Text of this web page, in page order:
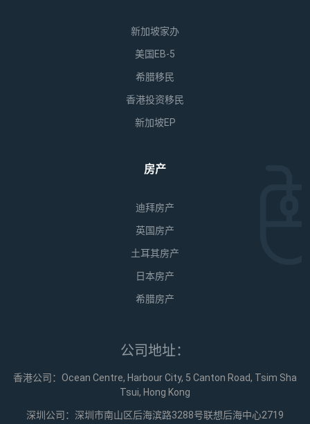
新加坡家办
美国EB-5
希腊移民
香港投资移民
新加坡EP
房产
迪拜房产
英国房产
土耳其房产
日本房产
希腊房产
公司地址：
香港公司：Ocean Centre, Harbour City, 5 Canton Road, Tsim Sha
Tsui, Hong Kong
深圳公司：深圳市南山区后海滨路3288号联想后海中心2719